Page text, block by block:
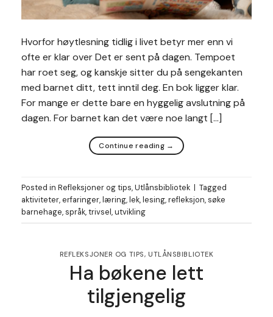
Hvorfor høytlesning tidlig i livet betyr mer enn vi
ofte er klar over Det er sent på dagen. Tempoet
har roet seg, og kanskje sitter du på sengekanten
med barnet ditt, tett inntil deg. En bok ligger klar.
For mange er dette bare en hyggelig avslutning på
dagen. For barnet kan det være noe langt […]
Continue reading →
Posted in Refleksjoner og tips,Utlånsbibliotek | Tagged
aktiviteter,erfaringer,læring,lek,lesing,refleksjon,søke
barnehage,språk,trivsel,utvikling
REFLEKSJONER OG TIPS, UTLÅNSBIBLIOTEK
Ha bøkene lett
tilgjengelig